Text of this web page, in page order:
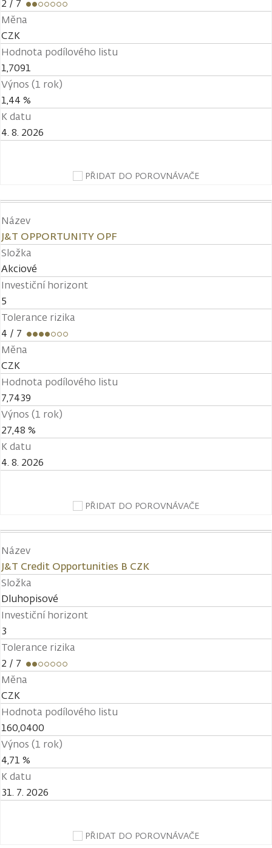
2 / 7
Měna
CZK
Hodnota podílového listu
1,7091
Výnos (1 rok)
1,44 %
K datu
4. 8. 2026
PŘIDAT DO POROVNÁVAČE
Název
J&T OPPORTUNITY OPF
Složka
Akciové
Investiční horizont
5
Tolerance rizika
4 / 7
Měna
CZK
Hodnota podílového listu
7,7439
Výnos (1 rok)
27,48 %
K datu
4. 8. 2026
PŘIDAT DO POROVNÁVAČE
Název
J&T Credit Opportunities B CZK
Složka
Dluhopisové
Investiční horizont
3
Tolerance rizika
2 / 7
Měna
CZK
Hodnota podílového listu
160,0400
Výnos (1 rok)
4,71 %
K datu
31. 7. 2026
PŘIDAT DO POROVNÁVAČE